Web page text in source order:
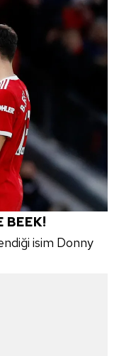
BEEK!
isim Donny